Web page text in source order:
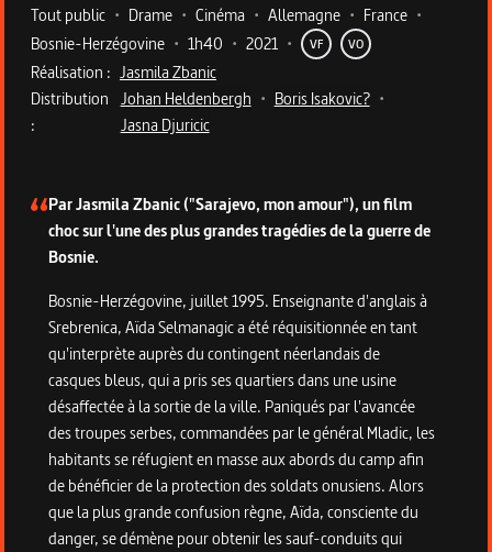
Metadata du programme
Tout public • Drame • Cinéma • Allemagne • France •
Bosnie-Herzégovine • 1h40 • 2021 • VF VO
Réalisation : Jasmila Zbanic
Distribution
:
Johan Heldenbergh • Boris Isakovic? •
Jasna Djuricic
Par Jasmila Zbanic ("Sarajevo, mon amour"), un film
choc sur l'une des plus grandes tragédies de la guerre de
Bosnie.
Bosnie-Herzégovine, juillet 1995. Enseignante d'anglais à
Srebrenica, Aïda Selmanagic a été réquisitionnée en tant
qu'interprète auprès du contingent néerlandais de
casques bleus, qui a pris ses quartiers dans une usine
désaffectée à la sortie de la ville. Paniqués par l'avancée
des troupes serbes, commandées par le général Mladic, les
habitants se réfugient en masse aux abords du camp afin
de bénéficier de la protection des soldats onusiens. Alors
que la plus grande confusion règne, Aïda, consciente du
danger, se démène pour obtenir les sauf-conduits qui